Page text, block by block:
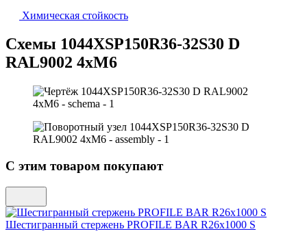
Химическая стойкость
Схемы 1044XSP150R36-32S30 D
RAL9002 4xM6
С этим товаром покупают
Шестигранный стержень PROFILE BAR R26x1000 S